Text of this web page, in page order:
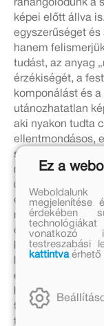
ráhangolódunk a
képei előtt állva
egyszerűséget és
hanem
tudást, az anyag
érzékiségét, a
komponálást és
utánozhatatlan
aki nyakon tudta
ellentmondásos,
szabad, prűd és
miliőjét. A
utált, de néha
évtizedeit, a
miniszoknyák, a
divatlapokból
korszakát. A
lakberendezésen
évek óta a mid-
hetvenes évek
teleihatjuk
tehetünk a
Ez a
megjelenítése
érdekében
vonatkozó
testreszabási
kattintvaérhető